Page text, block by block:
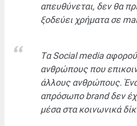
απευθύνεται, δεν θα
ξοδεύει χρήματα σε
Tα Social media
ανθρώπους που
άλλους ανθρώπους.
απρόσωπο brand δεν
μέσα στα κοινωνικά